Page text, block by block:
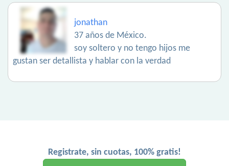
jonathan
37 años de México.
soy soltero y no tengo hijos me
gustan ser detallista y hablar con la verdad
Registrate, sin cuotas, 100% gratis!